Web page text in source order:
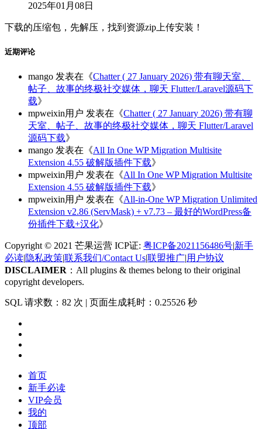
2025年01月08日
下载的压缩包，先解压，找到资源zip上传安装！
近期评论
mango 发表在《Chatter ( 27 January 2026) 带有聊天室、
帖子、故事的终极社交媒体，聊天 Flutter/Laravel源码下
载》
mpweixin用户 发表在《Chatter ( 27 January 2026) 带有聊
天室、帖子、故事的终极社交媒体，聊天 Flutter/Laravel
源码下载》
mango 发表在《All In One WP Migration Multisite
Extension 4.55 破解版插件下载》
mpweixin用户 发表在《All In One WP Migration Multisite
Extension 4.55 破解版插件下载》
mpweixin用户 发表在《All-in-One WP Migration Unlimited
Extension v2.86 (ServMask) + v7.73 – 最好的WordPress备
份插件下载+汉化》
Copyright © 2021 芒果运营 ICP证: 粤ICP备2021156486号|新手
必读|隐私政策|联系我们/Contact Us|联盟推广|用户协议
DISCLAIMER ：All plugins & themes belong to their original
copyright developers.
SQL 请求数：82 次 | 页面生成耗时：0.25526 秒
首页
新手必读
VIP会员
我的
顶部